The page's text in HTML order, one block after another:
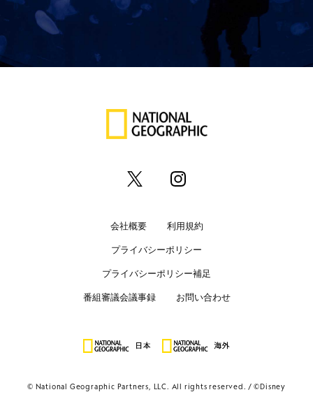
会社概要 利用規約
プライバシーポリシー
プライバシーポリシー補足
番組審議会議事録 お問い合わせ
© National Geographic Partners, LLC. All rights reserved. ©Disney